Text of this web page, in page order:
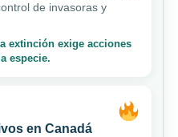
de invasoras y
extinción exige acciones
especie.
en Canadá